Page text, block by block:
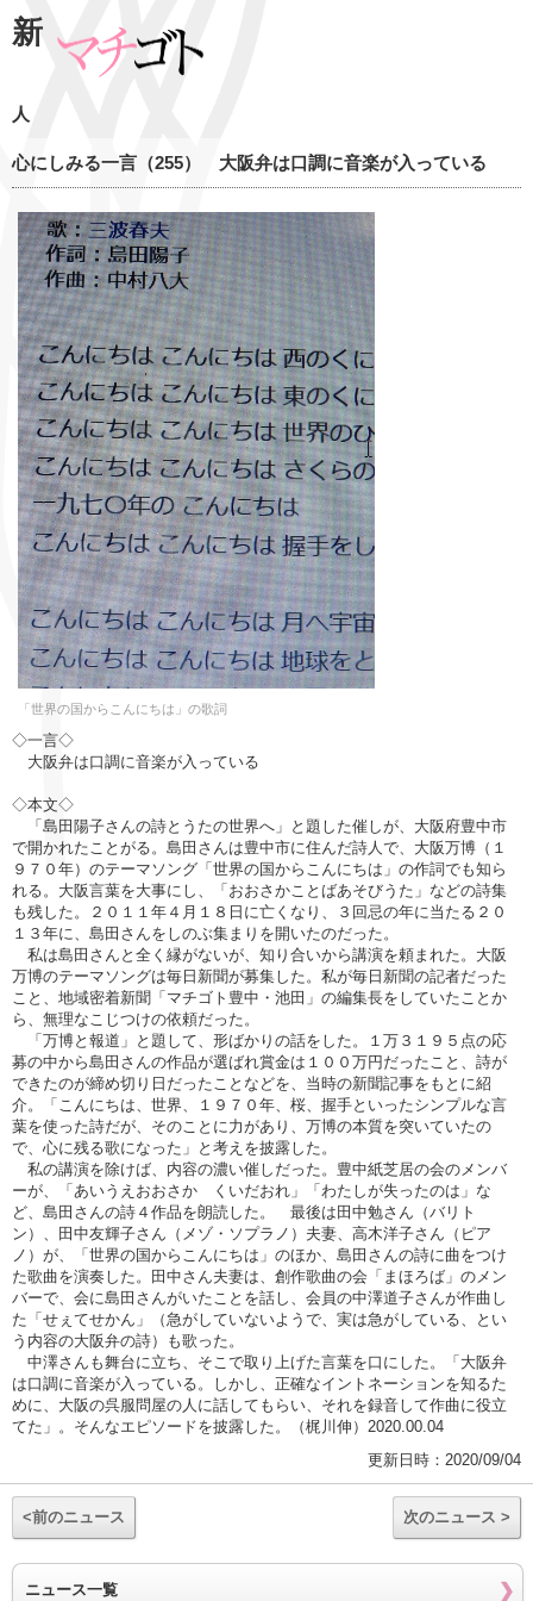
新
人
心にしみる一言（255） 大阪弁は口調に音楽が入っている
「世界の国からこんにちは」の歌詞
◇一言◇
大阪弁は口調に音楽が入っている
◇本文◇
「島田陽子さんの詩とうたの世界へ」と題した催しが、大阪府豊中市
で開かれたことがる。島田さんは豊中市に住んだ詩人で、大阪万博（１
９７０年）のテーマソング「世界の国からこんにちは」の作詞でも知ら
れる。大阪言葉を大事にし、「おおさかことばあそびうた」などの詩集
も残した。２０１１年４月１８日に亡くなり、３回忌の年に当たる２０
１３年に、島田さんをしのぶ集まりを開いたのだった。
私は島田さんと全く縁がないが、知り合いから講演を頼まれた。大阪
万博のテーマソングは毎日新聞が募集した。私が毎日新聞の記者だった
こと、地域密着新聞「マチゴト豊中・池田」の編集長をしていたことか
ら、無理なこじつけの依頼だった。
「万博と報道」と題して、形ばかりの話をした。１万３１９５点の応
募の中から島田さんの作品が選ばれ賞金は１００万円だったこと、詩が
できたのが締め切り日だったことなどを、当時の新聞記事をもとに紹
介。「こんにちは、世界、１９７０年、桜、握手といったシンプルな言
葉を使った詩だが、そのことに力があり、万博の本質を突いていたの
で、心に残る歌になった」と考えを披露した。
私の講演を除けば、内容の濃い催しだった。豊中紙芝居の会のメンバ
ーが、「あいうえおおさか くいだおれ」「わたしが失ったのは」な
ど、島田さんの詩４作品を朗読した。 最後は田中勉さん（バリト
ン）、田中友輝子さん（メゾ・ソプラノ）夫妻、高木洋子さん（ピア
ノ）が、「世界の国からこんにちは」のほか、島田さんの詩に曲をつけ
た歌曲を演奏した。田中さん夫妻は、創作歌曲の会「まほろば」のメン
バーで、会に島田さんがいたことを話し、会員の中澤道子さんが作曲し
た「せぇてせかん」（急がしていないようで、実は急がしている、とい
う内容の大阪弁の詩）も歌った。
中澤さんも舞台に立ち、そこで取り上げた言葉を口にした。「大阪弁
は口調に音楽が入っている。しかし、正確なイントネーションを知るた
めに、大阪の呉服問屋の人に話してもらい、それを録音して作曲に役立
てた」。そんなエピソードを披露した。（梶川伸）2020.00.04
更新日時：2020/09/04
<前のニュース 次のニュース >
ニュース一覧